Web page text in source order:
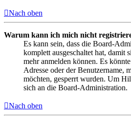
Nach oben
Warum kann ich mich nicht
Es kann sein, dass die Board-
komplett ausgeschaltet hat, damit
mehr anmelden können. Es
Adresse oder der Benutzername,
möchten, gesperrt wurden. Um
sich an die Board-Administration.
Nach oben